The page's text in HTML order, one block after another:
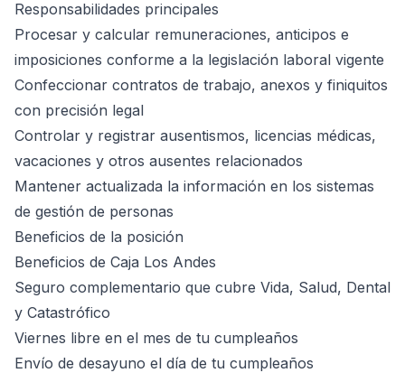
Responsabilidades principales
Procesar y calcular remuneraciones, anticipos e
imposiciones conforme a la legislación laboral vigente
Confeccionar contratos de trabajo, anexos y finiquitos
con precisión legal
Controlar y registrar ausentismos, licencias médicas,
vacaciones y otros ausentes relacionados
Mantener actualizada la información en los sistemas
de gestión de personas
Beneficios de la posición
Beneficios de Caja Los Andes
Seguro complementario que cubre Vida, Salud, Dental
y Catastrófico
Viernes libre en el mes de tu cumpleaños
Envío de desayuno el día de tu cumpleaños